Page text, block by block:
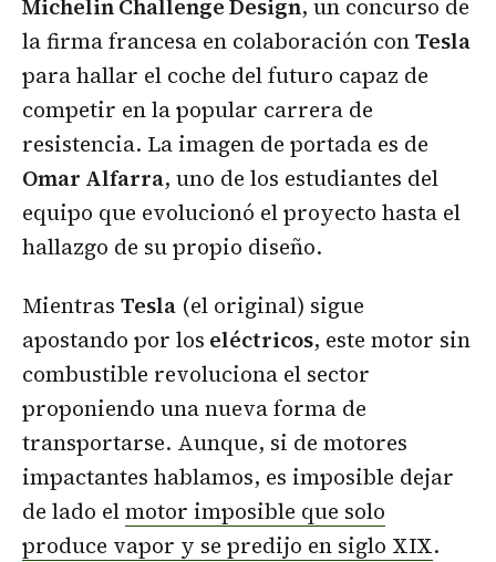
Michelin Challenge Design, un concurso de
la firma francesa en colaboración conTesla
para hallar el coche del futuro capaz de
competir en la popular carrera de
resistencia. La imagen de portada es de
Omar Alfarra, uno de los estudiantes del
equipo que evolucionó el proyecto hasta el
hallazgo de su propio diseño.
Mientras Tesla (el original) sigue
apostando por los eléctricos, este motor sin
combustible revoluciona el sector
proponiendo una nueva forma de
transportarse. Aunque, si de motores
impactantes hablamos, es imposible dejar
de lado elmotor imposible que solo
produce vapor y se predijo en siglo XIX.